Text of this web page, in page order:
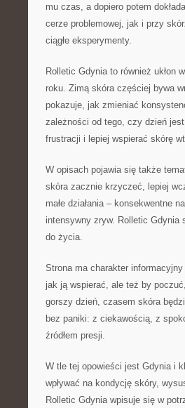
mu czas, a dopiero potem
cerze problemowej, jak i przy
ciągłe eksperymenty.
Rolletic Gdynia to również ukłon
roku. Zimą skóra częściej bywa
pokazuje, jak zmieniać
zależności od tego, czy dzień
frustracji i lepiej wspierać skórę
W opisach pojawia się także
skóra zacznie krzyczeć, lepiej
małe działania – konsekwentne
intensywny zryw. Rolletic Gdynia
do życia.
Strona ma charakter
jak ją wspierać, ale też by
gorszy dzień, czasem skóra
bez paniki: z ciekawością, z
źródłem presji.
W tle tej opowieści jest Gdynia i
wpływać na kondycję skóry,
Rolletic Gdynia wpisuje się w